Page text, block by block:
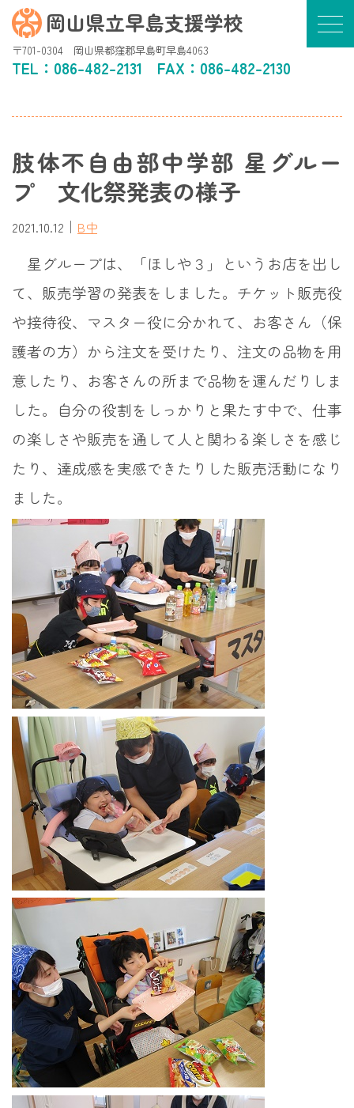
岡山県立早島支援学校
〒701-0304 岡山県都窪郡早島町早島4063
TEL： 086-482-2131 FAX：086-482-2130
肢体不自由部中学部 星グルー
プ 文化祭発表の様子
2021.10.12 ｜ B中
星グループは、「ほしや３」というお店を出し
て、販売学習の発表をしました。チケット販売役
や接待役、マスター役に分かれて、お客さん（保
護者の方）から注文を受けたり、注文の品物を用
意したり、お客さんの所まで品物を運んだりしま
した。自分の役割をしっかりと果たす中で、仕事
の楽しさや販売を通して人と関わる楽しさを感じ
たり、達成感を実感できたりした販売活動になり
ました。